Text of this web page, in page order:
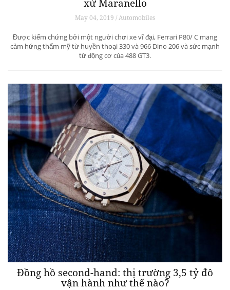
xứ Maranello
May 04, 2019 / Automobiles
Được kiểm chứng bởi một người chơi xe vĩ đại, Ferrari P80/ C mang
cảm hứng thẩm mỹ từ huyền thoại 330 và 966 Dino 206 và sức mạnh
từ động cơ của 488 GT3.
Đồng hồ second-hand: thị trường 3,5 tỷ đô
vận hành như thế nào?